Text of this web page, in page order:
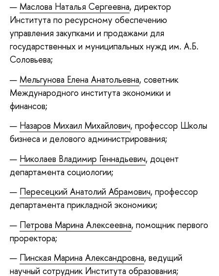
Маслова Наталья Сергеевна, директор
Института по ресурсному обеспечению
управления закупками и продажами для
государственных и муниципальных нужд им. А.Б.
Соловьева;
Мельгунова Елена Анатольевна, советник
Международного института экономики и
финансов;
Назаров Михаил Михайлович, профессор Школы
бизнеса и делового администрирования;
Николаев Владимир Геннадьевич, доцент
департамента социологии;
Пересецкий Анатолий Абрамович, профессор
департамента прикладной экономики;
Петрова Марина Алексеевна, помощник первого
проректора;
Пинская Марина Александровна, ведущий
научный сотрудник Института образования;